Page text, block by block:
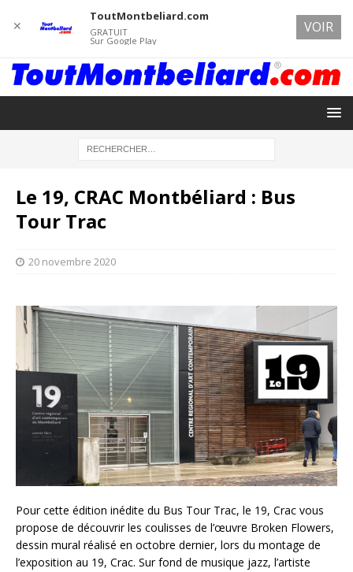
Le 19, CRAC Montbéliard : Bus
Tour Trac
20 novembre 2020
Pour cette édition inédite du Bus Tour Trac, le 19, Crac vous
propose de découvrir les coulisses de l’œuvre Broken Flowers,
dessin mural réalisé en octobre dernier, lors du montage de
l’exposition au 19, Crac. Sur fond de musique jazz, l’artiste
✕
ToutMontbeliard.com
GRATUIT
Sur Google Play
VOIR